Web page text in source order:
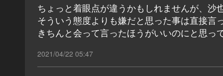
ちょっと着眼点が違うかもしれませんが、
そういう態度よりも嫌だと思った事は直接
きちんと会って言ったほうがいいのにと思っ
2021/04/22 05:47